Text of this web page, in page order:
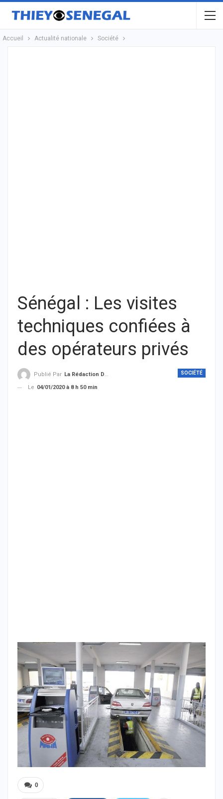
Accueil Actualité nationale Société
Sénégal : Les visites
techniques confiées à
des opérateurs privés
SOCIÉTÉ
Publié Par La Rédaction De THIEYSENEGAL.com
Le 04/01/2020 à 8 h 50 min
0